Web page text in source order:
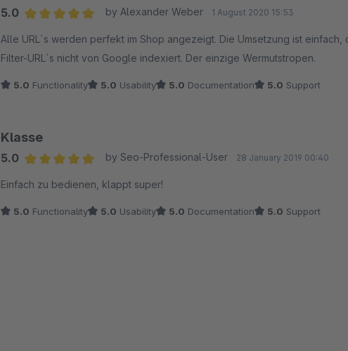
5.0
by Alexander Weber 1 August 2020 15:53
Alle URL`s werden perfekt im Shop angezeigt. Die Umsetzung ist
Filter-URL`s nicht von Google indexiert. Der einzige Wermutstropen.
5.0 Functionality 5.0 Usability 5.0 Documentation 5.0 Support
Klasse
5.0
by Seo-Professional-User 28 January 2019 00:40
Einfach zu bedienen, klappt super!
5.0 Functionality 5.0 Usability 5.0 Documentation 5.0 Support